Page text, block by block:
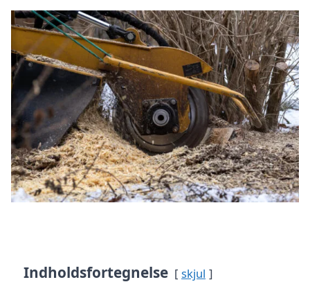
Indholdsfortegnelse skjul